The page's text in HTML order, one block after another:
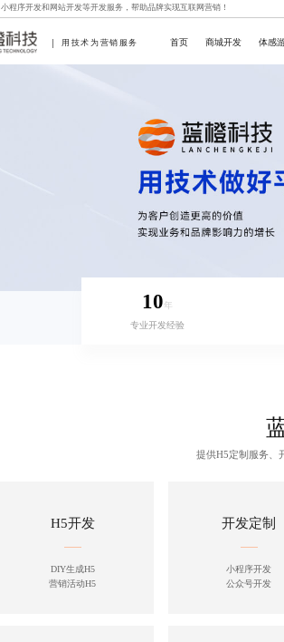
小程序开发和 网站开发等开发服务，帮助品牌实现互联网营销！
用技术为营销服务 首页 商城开发 体感
10年
专业开发经验
提供H5定制服务、
H5开发
DIY生成H5
营销活动H5
开发定制
小程序开发
公众号开发